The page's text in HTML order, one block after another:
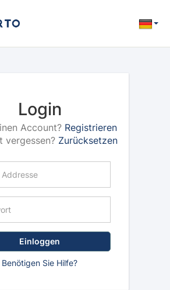
Login
Account? Registrieren
vergessen? Zurücksetzen
Einloggen
Benötigen Sie Hilfe?